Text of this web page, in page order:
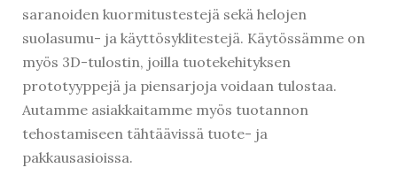
saranoiden kuormitustestejä sekä helojen
suolasumu- ja käyttösyklitestejä. Käytössämme on
myös 3D-tulostin, joilla tuotekehityksen
prototyyppejä ja piensarjoja voidaan tulostaa.
Autamme asiakkaitamme myös tuotannon
tehostamiseen tähtäävissä tuote- ja
pakkausasioissa.